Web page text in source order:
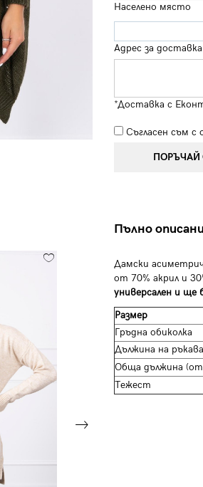
Населено място
Адрес за доставка
*Доставка с
Съгласен съм с
ПОРЪЧАЙ
Пълно
Дамски
от 70% акрил и
универсален и ще
Размер
Гръдна обиколка
Дължина на
Обща дължина
Тежест